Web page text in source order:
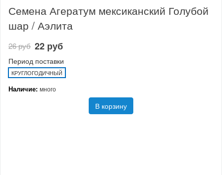
Семена Агератум мексиканский Голубой
шар / Аэлита
26 руб 22 руб
Период поставки
КРУГЛОГОДИЧНЫЙ
Наличие: много
В корзину